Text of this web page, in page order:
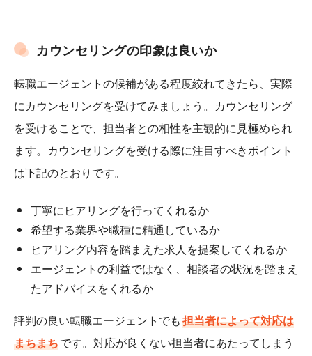
カウンセリングの印象は良いか
転職エージェントの候補がある程度絞れてきたら、実際
にカウンセリングを受けてみましょう。カウンセリング
を受けることで、担当者との相性を主観的に見極められ
ます。カウンセリングを受ける際に注目すべきポイント
は下記のとおりです。
丁寧にヒアリングを行ってくれるか
希望する業界や職種に精通しているか
ヒアリング内容を踏まえた求人を提案してくれるか
エージェントの利益ではなく、相談者の状況を踏まえ
たアドバイスをくれるか
評判の良い転職エージェントでも担当者によって対応は
まちまちです。対応が良くない担当者にあたってしまう